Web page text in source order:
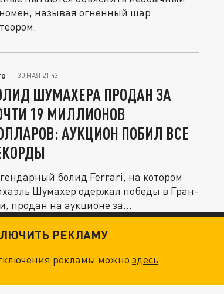
называя огненный шар
30 МАЯ 21:43
ШУМАХЕРА ПРОДАН ЗА
19 МИЛЛИОНОВ
АУКЦИОН ПОБИЛ ВСЕ
болид Ferrari, на котором
Шумахер одержал победы в Гран-
продан на аукционе за...
РЕКЛАМУ
рекламы можноздесь